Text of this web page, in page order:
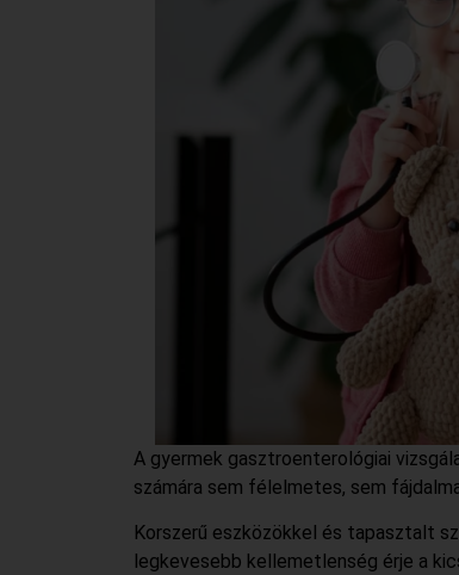
A gyermek gasztroenterológiai
számára sem félelmetes, sem
Korszerű eszközökkel és tapasztalt
legkevesebb kellemetlenség érje a